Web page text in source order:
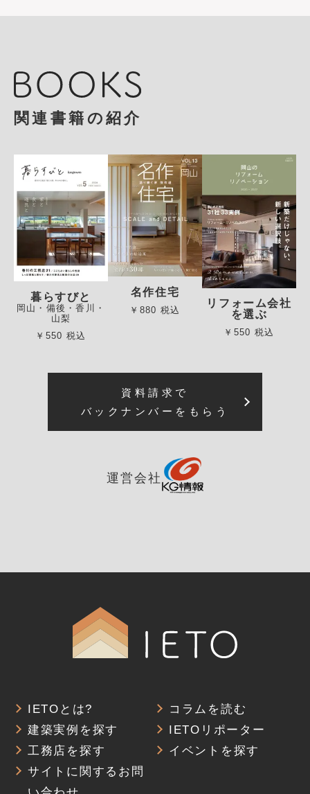
関連書籍の紹介
暮らすびと
岡山・備後・香川・
山梨
￥550 税込
名作住宅
￥880 税込
リフォーム会社
を選ぶ
￥550 税込
資料請求で
バックナンバーをもらう
運営会社
IETOとは?
コラムを読む
建築実例を探す
IETOリポーター
工務店を探す
イベントを探す
サイトに関するお問